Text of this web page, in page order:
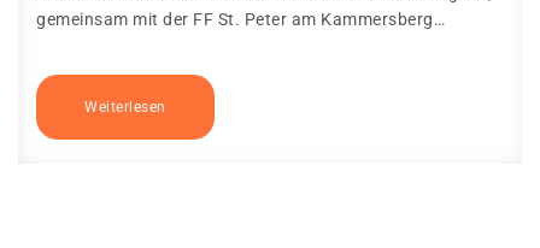
gemeinsam mit der FF St. Peter am Kammersberg…
Weiterlesen